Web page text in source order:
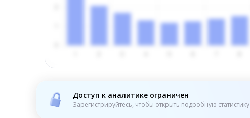
Доступ к аналитике ограничен
Зарегистрируйтесь, чтобы открыть подробную статистику